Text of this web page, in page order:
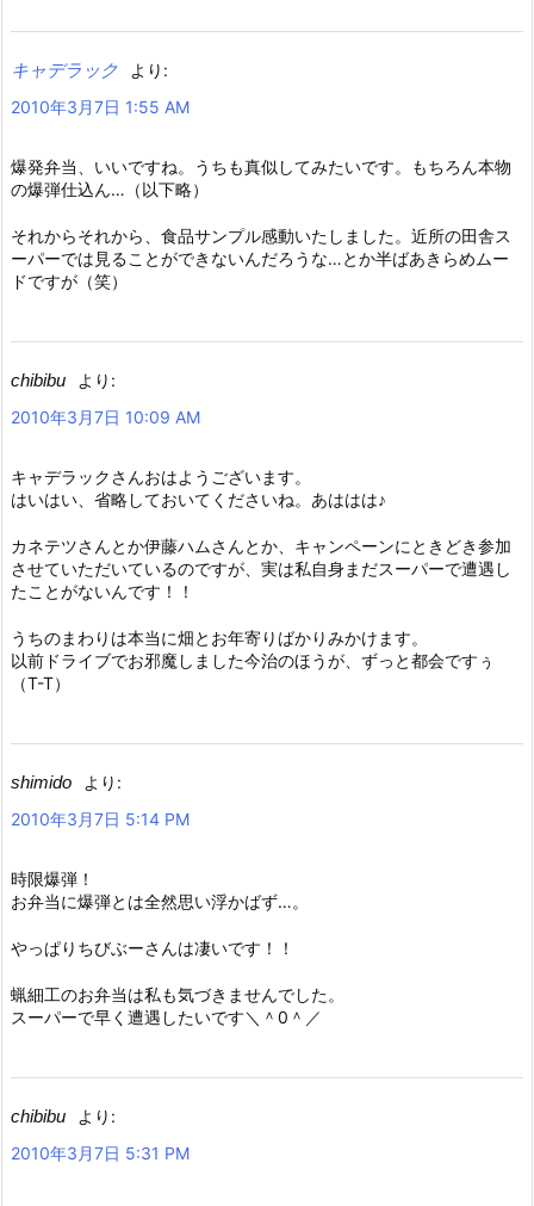
キャデラック
より:
2010年3月7日 1:55 AM
爆発弁当、いいですね。うちも真似してみたいです。もちろん本物
の爆弾仕込ん…（以下略）
それからそれから、食品サンプル感動いたしました。近所の田舎ス
ーパーでは見ることができないんだろうな…とか半ばあきらめムー
ドですが（笑）
chibibu
より:
2010年3月7日 10:09 AM
キャデラックさんおはようございます。
はいはい、省略しておいてくださいね。あははは♪
カネテツさんとか伊藤ハムさんとか、キャンペーンにときどき参加
させていただいているのですが、実は私自身まだスーパーで遭遇し
たことがないんです！！
うちのまわりは本当に畑とお年寄りばかりみかけます。
以前ドライブでお邪魔しました今治のほうが、ずっと都会ですぅ
（T-T）
shimido
より:
2010年3月7日 5:14 PM
時限爆弾！
お弁当に爆弾とは全然思い浮かばず…。
やっぱりちびぶーさんは凄いです！！
蝋細工のお弁当は私も気づきませんでした。
スーパーで早く遭遇したいです＼＾0＾／
chibibu
より:
2010年3月7日 5:31 PM